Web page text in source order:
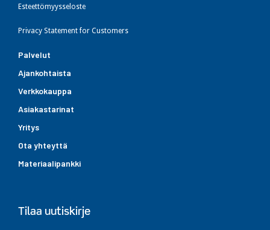
Esteettömyysseloste
Privacy Statement for Customers
Palvelut
Ajankohtaista
Verkkokauppa
Asiakastarinat
Yritys
Ota yhteyttä
Materiaalipankki
Tilaa uutiskirje